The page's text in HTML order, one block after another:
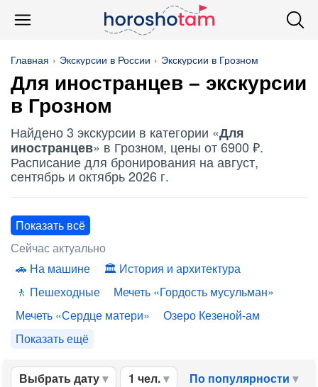
Главная Экскурсии в России Экскурсии в Грозном
Для иностранцев – экскурсии
в Грозном
Найдено 3 экскурсии в категории «Для
иностранцев» в Грозном, цены от 6900 ₽.
Расписание для бронирования на август,
сентябрь и октябрь 2026 г.
Показать всё
Сейчас актуально
На машине
История и архитектура
Пешеходные
Мечеть «Гордость мусульман»
Мечеть «Сердце матери»
Озеро Кезеной-ам
Показать ещё
Выбрать дату 1 чел. По популярности